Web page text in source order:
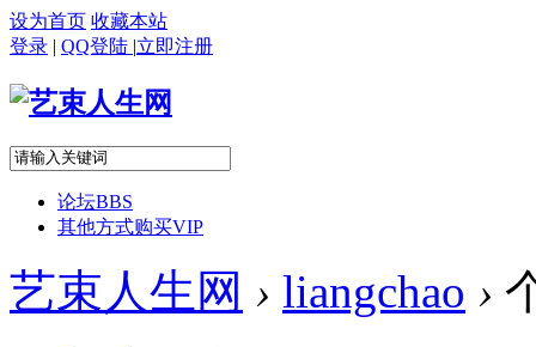
设为首页 收藏本站
登录 | QQ登陆 |立即注册
论坛BBS
其他方式购买VIP
艺束人生网 › liangchao ›